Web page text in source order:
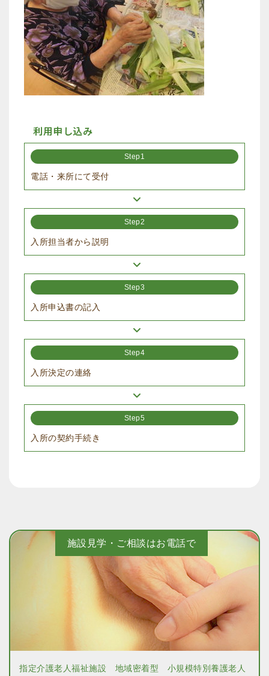
利用申し込み
Step1
電話・来所にて受付
Step2
入所担当者から説明
Step3
入所申込書の記入
Step4
入所決定の連絡
Step5
入所の契約手続き
施設見学・ご相談はお電話で
指定介護老人福祉施設 地域密着型 小規模特別養護老人